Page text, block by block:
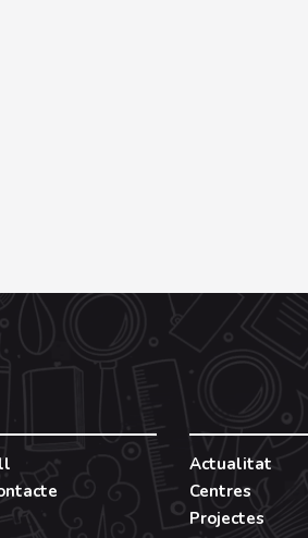
Actualitat
Centres
Projectes